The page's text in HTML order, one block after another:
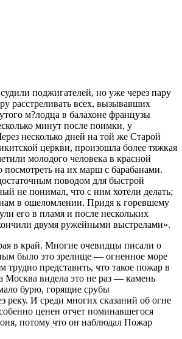
поджигателей, но уже через пару
расстреливать всех, вызывавших
м?лодца в балахоне французы
минут после поимки, у
несколько дней на той же Старой
церкви, произошла более тяжкая
молодого человека в красной
на их марш с барабанами.
поводом для быстрой
не понимал, что с ним хотели делать;
в ошеломлении. Придя к горевшему
его в пламя и после нескольких
двумя ружейными выстрелами».
в край. Многие очевидцы писали о
было это зрелище — огненное море
трудно представить, что такое пожар в
Москва видела это не раз — камень
бурю, горящие срубы
реку. И среди многих сказаний об огне
ценен отчет поминавшегося
потому что он наблюдал Пожар